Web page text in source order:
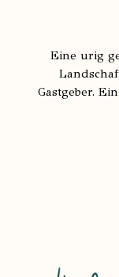
Eine urig
Gastgeber.